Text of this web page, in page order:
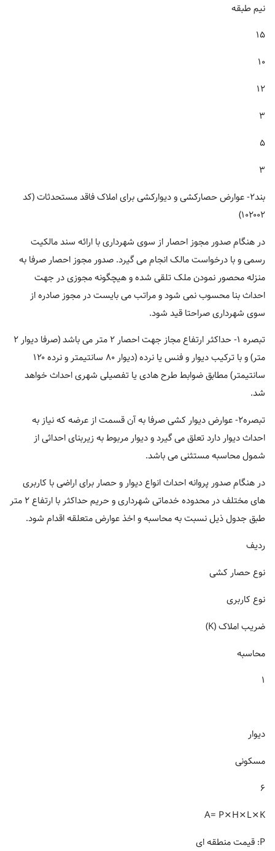
نیم طبقه
۱۵
۱۰
۱۲
۳
۵
۳
بند۲- عوارض حصارکشی و دیوارکشی برای املاک فاقد مستحدثات (کد
۱۰۲۰۰۲)
در هنگام صدور مجوز احصار از سوی شهرداری با ارائه سند مالکیت
رسمی و با درخواست مالک انجام می گیرد. صدور مجوز احصار صرفا به
منزله محصور نمودن ملک تلقی شده و هیچگونه مجوزی در جهت
احداث بنا محسوب نمی شود و مراتب می بایست در مجوز صادره از
سوی شهرداری صراحتا قید شود.
تبصره ۱- حداکثر ارتفاع مجاز جهت احصار ۲ متر می باشد (صرفا دیوار ۲
متر) و با ترکیب دیوار و فنس یا نرده (دیوار ۸۰ سانتیمتر و نرده ۱۲۰
سانتیمتر) مطابق ضوابط طرح هادی یا تفصیلی شهری احداث خواهد
شد.
تبصره۲- عوارض دیوار کشی صرفا به آن قسمت از عرضه که نیاز به
احداث دیوار دارد تعلق می گیرد و دیوار مربوط به زیربنای احداثی از
شمول محاسبه مستثنی می باشد.
در هنگام صدور پروانه احداث انواع دیوار و حصار برای اراضی با کاربری
های مختلف در محدوده خدماتی شهرداری و حریم حداکثر با ارتفاع ۲ متر
طبق جدول ذیل نسبت به محاسبه و اخذ عوارض متعلقه اقدام شود.
ردیف
نوع حصار کشی
نوع کاربری
ضریب املاک (K)
محاسبه
۱
دیوار
مسکونی
۶
A= P×H×L×K
P: قیمت منطقه ای